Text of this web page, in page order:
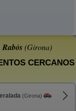
Rabós(Girona)
CERCANOS
(Girona)